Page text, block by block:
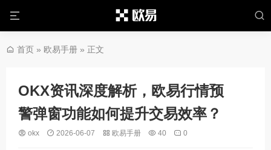
首页 » 欧易手册 » 正文
OKX资讯深度解析，欧易行情预
警弹窗功能如何提升交易效率？
okx 2026-06-07 欧易手册 40 0